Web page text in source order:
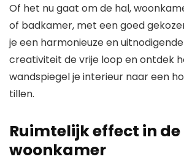
Of het nu gaat om de hal,
of badkamer, met een goed
je een harmonieuze en
creativiteit de vrije loop en ontdek
wandspiegel je interieur naar een
tillen.
Ruimtelijk effect in de
woonkamer